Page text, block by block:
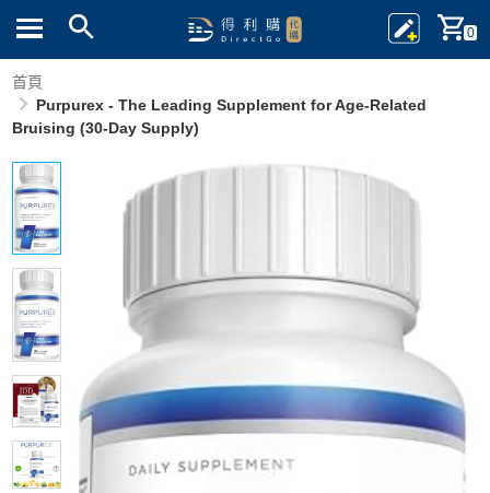
0
首頁
Purpurex - The Leading Supplement for Age-Related
Bruising (30-Day Supply)